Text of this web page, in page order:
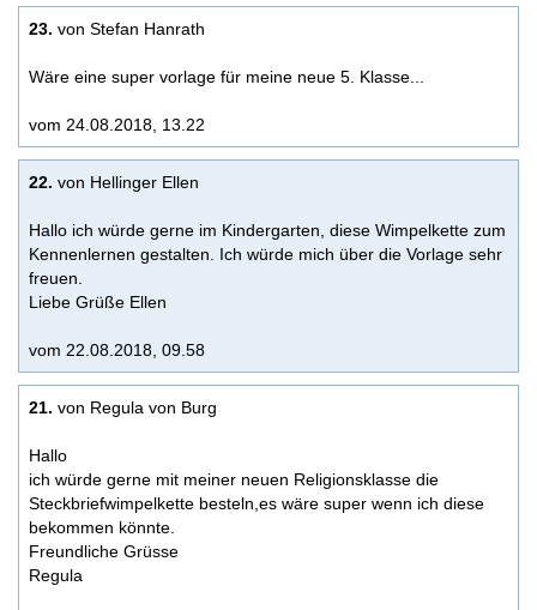
23. von Stefan Hanrath
Wäre eine super vorlage für meine neue 5. Klasse...
vom 24.08.2018, 13.22
22. von Hellinger Ellen
Hallo ich würde gerne im Kindergarten, diese Wimpelkette zum
Kennenlernen gestalten. Ich würde mich über die Vorlage sehr
freuen.
Liebe Grüße Ellen
vom 22.08.2018, 09.58
21. von Regula von Burg
Hallo
ich würde gerne mit meiner neuen Religionsklasse die
Steckbriefwimpelkette besteln,es wäre super wenn ich diese
bekommen könnte.
Freundliche Grüsse
Regula